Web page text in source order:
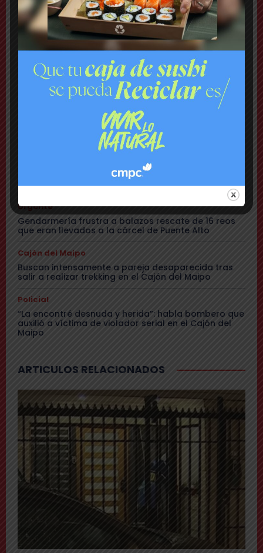
Tensión: delegado Codina acusa a alcalde Toledo
de hacerle una «encerrona», editar video y querer
ser «influencer»
Comuna
Gritos y «dedo a lo Lagos»: Matías Toledo encaró a
delegado presidencial y lo subió a su red social
Encuentran con vida a pareja desaparecida: se
habían quedado sin batería en sus teléfonos
Rechazan internación provisoria a menor que
amenazó con destornillador a compañeros de Liceo
y a carabineros
Urgente
Gendarmería frustra a balazos rescate de 16 reos
que eran llevados a la cárcel de Puente Alto
Cajón del Maipo
Buscan intensamente a pareja desaparecida tras
salir a realizar trekking en el Cajón del Maipo
Policial
“La encontré desnuda y herida”: habla bombero que
auxilió a víctima de violador serial en el Cajón del
Maipo
ARTICULOS RELACIONADOS